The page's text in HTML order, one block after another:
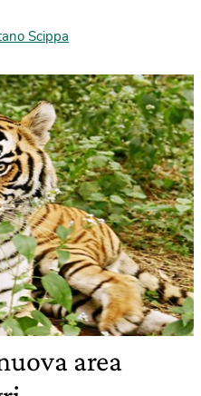
Scippa
area